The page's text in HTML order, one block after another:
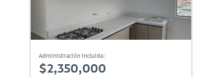
Administración incluida:
$2,350,000